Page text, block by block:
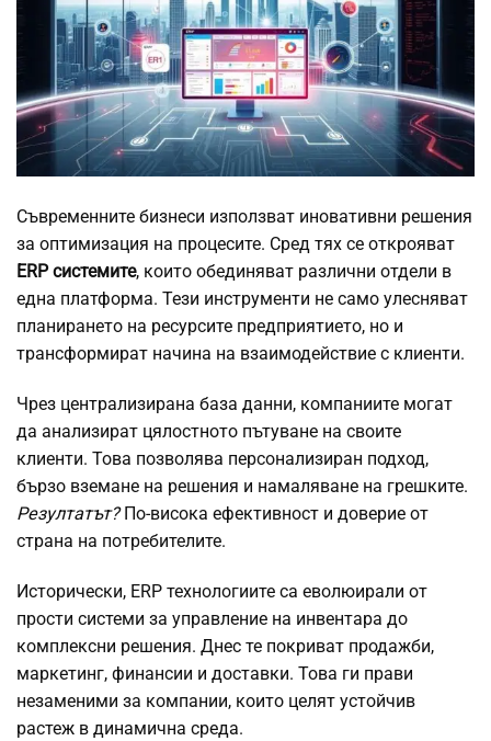
Съвременните бизнеси използват иновативни решения
за оптимизация на процесите. Сред тях се открояват
ERP системите, които обединяват различни отдели в
една платформа. Тези инструменти не само улесняват
планирането на ресурсите предприятието, но и
трансформират начина на взаимодействие с клиенти.
Чрез централизирана база данни, компаниите могат
да анализират цялостното пътуване на своите
клиенти. Това позволява персонализиран подход,
бързо вземане на решения и намаляване на грешките.
Резултатът?По-висока ефективност и доверие от
страна на потребителите.
Исторически, ERP технологиите са еволюирали от
прости системи за управление на инвентара до
комплексни решения. Днес те покриват продажби,
маркетинг, финансии и доставки. Това ги прави
незаменими за компании, които целят устойчив
растеж в динамична среда.